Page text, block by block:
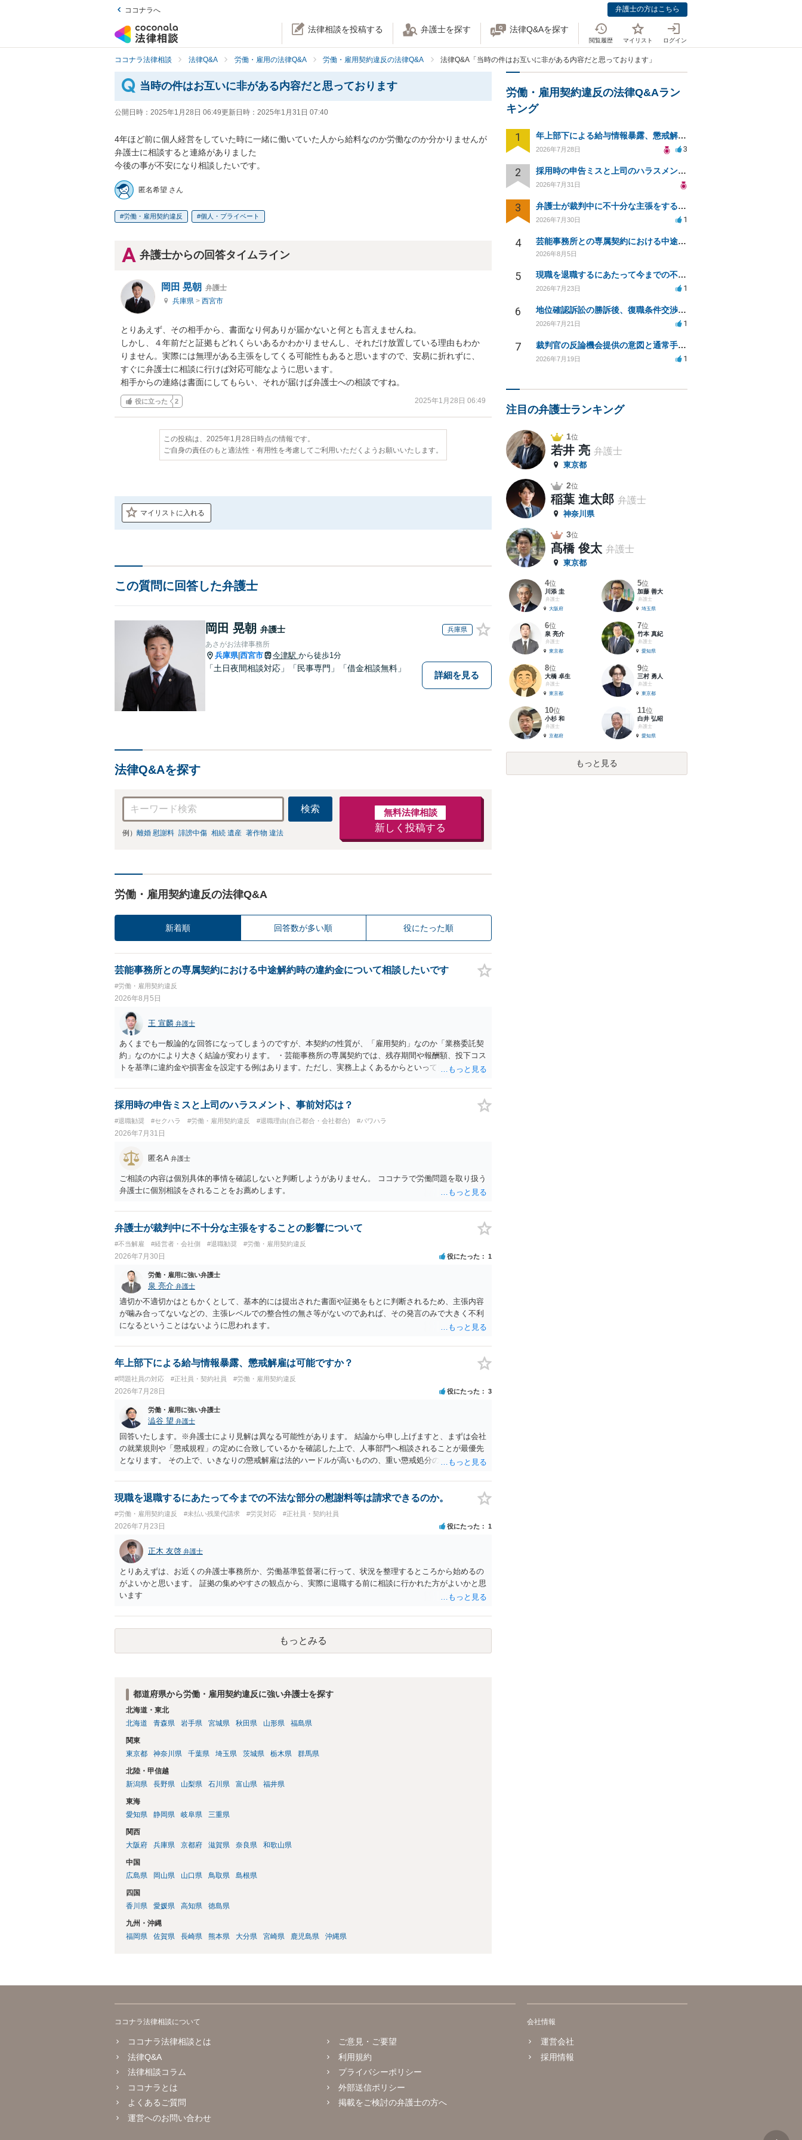
ココナラへ 弁護士の方はこちら
法律相談を投稿する 弁護士を探す 法律Q&Aを探す
閲覧履歴 マイリスト ログイン
ココナラ法律相談 法律Q&A 労働・雇用の法律Q&A 労働・雇用契約違反の法律Q&A 法律Q&A「当時の件はお互いに非がある内容だと思っております」
当時の件はお互いに非がある内容だと思っております
公開日時： 2025年1月28日 06:49更新日時： 2025年1月31日 07:40
4年ほど前に個人経営をしていた時に一緒に働いていた人から給料なのか労働なのか分かりませんが
弁護士に相談すると連絡がありました
今後の事が不安になり相談したいです。
匿名希望 さん
労働・雇用契約違反 個人・プライベート
弁護士からの回答タイムライン
岡田 晃朝 弁護士
兵庫県 > 西宮市
とりあえず、その相手から、書面なり何ありが届かないと何とも言えませんね。
しかし、４年前だと証拠もどれくらいあるかわかりませんし、それだけ放置している理由もわか
りません。実際には無理がある主張をしてくる可能性もあると思いますので、安易に折れずに、
すぐに弁護士に相談に行けば対応可能なように思います。
相手からの連絡は書面にしてもらい、それが届けば弁護士への相談ですね。
役に立った 2 2025年1月28日 06:49
この投稿は、2025年1月28日時点の情報です。
ご自身の責任のもと適法性・有用性を考慮してご利用いただくようお願いいたします。
マイリストに入れる
この質問に回答した弁護士
岡田 晃朝 弁護士 兵庫県
あさがお法律事務所
兵庫県|西宮市 今津駅 から徒歩1分
「土日夜間相談対応」「民事専門」「借金相談無料」
詳細を見る
法律Q&Aを探す
検索
例） 離婚 慰謝料 誹謗中傷 相続 遺産 著作物 違法
無料法律相談
新しく投稿する
労働・雇用契約違反の法律Q&A
新着順 回答数が多い順 役にたった順
芸能事務所との専属契約における中途解約時の違約金について相談したいです
#労働・雇用契約違反
2026年8月5日
王 宣麟 弁護士
あくまでも一般論的な回答になってしまうのですが、本契約の性質が、「雇用契約」なのか「業務委託契
約」なのかにより大きく結論が変わります。 ・芸能事務所の専属契約では、残存期間や報酬額、投下コス
トを基準に違約金や損害金を設定する例はあります。ただし、実務上よくあるからといって当然に適法と
になるわけではありません。契約が労働契約に近い実態なら労基法16条で無効となる余地があり、そうで
なくても、金額が事務所の損害と比べて過大なら無効や減額が争点になります。 ・契約前の修正交渉は一
ではなく「合理的な実費・未回収費用のみ」に限定する、などが典型です。 ・弁護士に契約前に契約書の
内容をレビューしてもらう価値は十分にあると思われます。 争点は、契約類型が雇用か業務委託か、実態
として労働者性があるか、解除事由が双方にどう定められているか、違約金の算定根拠が合理的か、とい
う複数論点に分かれます。契約前なら、交渉のパワーバランスの問題もありますが、修正余地があるう
え、後から争うよりコストを抑えやすいので、資料等を持参の上弁護士に確認されることをお勧めしま
す。 ・事務所側の解除でも、解除理由によってはタレント側に損害賠償が発生する建付けになっているこ
とはあります。ただし、事務所側が一方的に解除したのにタレントへ違約金を課す設計は、合理性や対価
性を欠くとして争いやすいです。逆に、タレント側の重大な契約違反がある場合は、実損害の範囲で請求
される可能性はあります。
採用時の申告ミスと上司のハラスメント、事前対応は？
#退職勧奨 #セクハラ #労働・雇用契約違反 #退職理由(自己都合・会社都合) #パワハラ
2026年7月31日
匿名A 弁護士
ご相談の内容は個別具体的事情を確認しないと判断しようがありません。 ココナラで労働問題を取り扱う
弁護士に個別相談をされることをお薦めします。
弁護士が裁判中に不十分な主張をすることの影響について
#不当解雇 #経営者・会社側 #退職勧奨 #労働・雇用契約違反
2026年7月30日 役にたった 1
労働・雇用に強い弁護士
泉 亮介 弁護士
適切か不適切かはともかくとして、基本的には提出された書面や証拠をもとに判断されるため、主張内容
が噛み合ってないなどの、主張レベルでの整合性の無さ等がないのであれば、その発言のみで大きく不利
になるということはないように思われます。
年上部下による給与情報暴露、懲戒解雇は可能ですか？
#問題社員の対応 #正社員・契約社員 #労働・雇用契約違反
2026年7月28日 役にたった 3
労働・雇用に強い弁護士
澁谷 望 弁護士
回答いたします。※弁護士により見解は異なる可能性があります。 結論から申し上げますと、まずは会社
の就業規則や「懲戒規程」の定めに合致しているかを確認した上で、人事部門へ相談されることが最優先
となります。 その上で、いきなりの懲戒解雇は法的ハードルが高いものの、重い懲戒処分の対象には十分
せ、誤認した他部署への適切なフォローや周知を求めるのが有効です。 あるいは、懲戒があったことを社
内で周知される手続があるのならば、それにより軽微ながら回復はできるかもしれません。 さらに個人と
（ただし、金額は多額にならない可能性があります。）。
現職を退職するにあたって今までの不法な部分の慰謝料等は請求できるのか。
#労働・雇用契約違反 #未払い残業代請求 #労災対応 #正社員・契約社員
2026年7月23日 役にたった 1
正木 友啓 弁護士
とりあえずは、お近くの弁護士事務所か、労働基準監督署に行って、状況を整理するところから始めるの
がよいかと思います。 証拠の集めやすさの観点から、実際に退職する前に相談に行かれた方がよいかと思
います
もっとみる
都道府県から労働・雇用契約違反に強い弁護士を探す
北海道・東北
北海道
青森県 岩手県 宮城県 秋田県 山形県 福島県
関東
東京都
神奈川県 千葉県 埼玉県 茨城県 栃木県 群馬県
北陸・甲信越
新潟県
長野県 山梨県 石川県 富山県 福井県
東海
愛知県
静岡県 岐阜県 三重県
関西
大阪府
兵庫県 京都府 滋賀県 奈良県 和歌山県
中国
広島県
岡山県 山口県 鳥取県 島根県
四国
香川県
愛媛県 高知県 徳島県
九州・沖縄
福岡県
佐賀県 長崎県 熊本県 大分県 宮崎県 鹿児島県 沖縄県
労働・雇用契約違反の法律Q&Aラン
キング
1 年上部下による給与情報暴露、懲戒解雇は可能ですか？
2026年7月28日 3
2 採用時の申告ミスと上司のハラスメント、事前対応は？
2026年7月31日
3 弁護士が裁判中に不十分な主張をすることの影響について
2026年7月30日 1
4 芸能事務所との専属契約における中途解約時の違約金について相談したいです
2026年8月5日
5 現職を退職するにあたって今までの不法な部分の慰謝料等は請求できるのか。
2026年7月23日 1
6 地位確認訴訟の勝訴後、復職条件交渉と嫌がらせ対策について
2026年7月21日 1
7 裁判官の反論機会提供の意図と通常手続きの違いは？
2026年7月19日 1
注目の弁護士ランキング
1位
若井 亮 弁護士
東京都
2位
稲葉 進太郎 弁護士
神奈川県
3位
髙橋 俊太 弁護士
東京都
4位
川添 圭
弁護士
大阪府
5位
加藤 善大
弁護士
埼玉県
6位
泉 亮介
弁護士
東京都
7位
竹本 真紀
弁護士
愛知県
8位
大橋 卓生
弁護士
東京都
9位
三村 勇人
弁護士
東京都
10位
小杉 和
弁護士
京都府
11位
白井 弘昭
弁護士
愛知県
もっと見る
ココナラ法律相談について
ココナラ法律相談とは
法律Q&A
法律相談コラム
ココナラとは
よくあるご質問
運営へのお問い合わせ
ご意見・ご要望
利用規約
プライバシーポリシー
外部送信ポリシー
掲載をご検討の弁護士の方へ
会社情報
運営会社
採用情報